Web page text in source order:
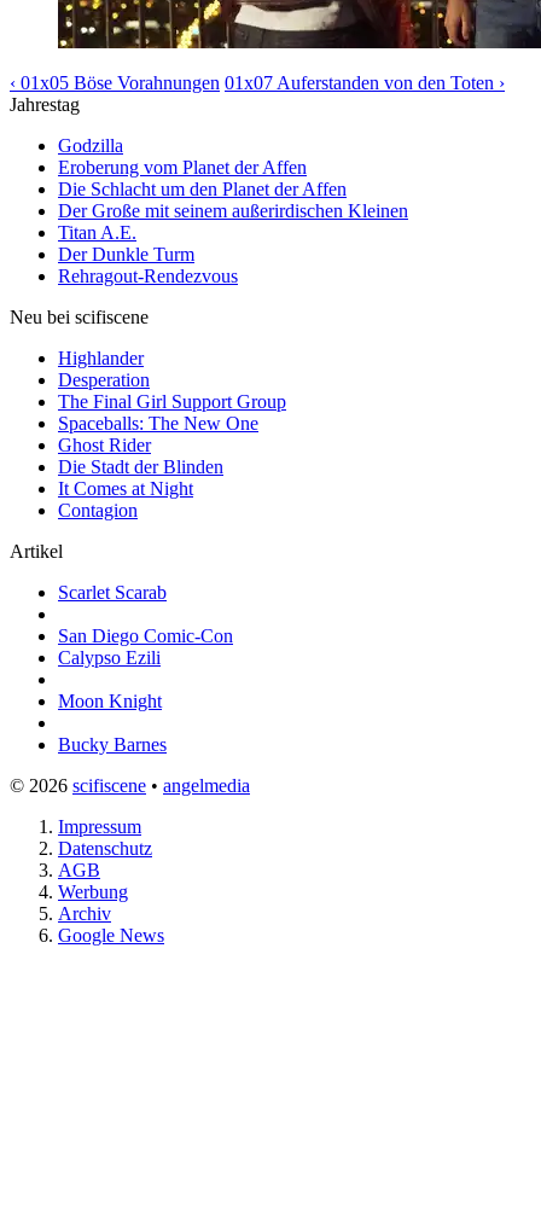
‹ 01x05 Böse Vorahnungen 01x07 Auferstanden von den Toten ›
Jahrestag
Godzilla
Eroberung vom Planet der Affen
Die Schlacht um den Planet der Affen
Der Große mit seinem außerirdischen Kleinen
Titan A.E.
Der Dunkle Turm
Rehragout-Rendezvous
Neu bei scifiscene
Highlander
Desperation
The Final Girl Support Group
Spaceballs: The New One
Ghost Rider
Die Stadt der Blinden
It Comes at Night
Contagion
Artikel
Scarlet Scarab
San Diego Comic-Con
Calypso Ezili
Moon Knight
Bucky Barnes
© 2026 scifiscene • angelmedia
Impressum
Datenschutz
AGB
Werbung
Archiv
Google News